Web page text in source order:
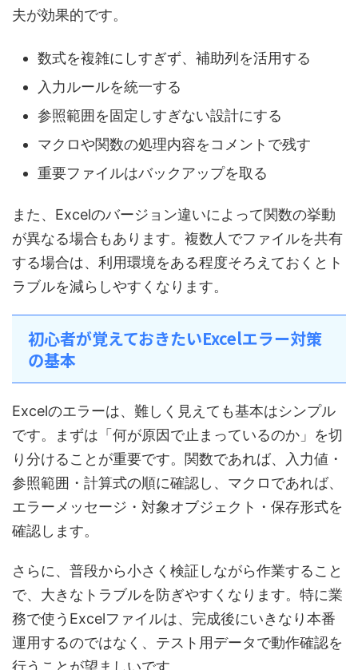
夫が効果的です。
数式を複雑にしすぎず、補助列を活用する
入力ルールを統一する
参照範囲を固定しすぎない設計にする
マクロや関数の処理内容をコメントで残す
重要ファイルはバックアップを取る
また、Excelのバージョン違いによって関数の挙動
が異なる場合もあります。複数人でファイルを共有
する場合は、利用環境をある程度そろえておくとト
ラブルを減らしやすくなります。
初心者が覚えておきたいExcelエラー対策
の基本
Excelのエラーは、難しく見えても基本はシンプル
です。まずは「何が原因で止まっているのか」を切
り分けることが重要です。関数であれば、入力値・
参照範囲・計算式の順に確認し、マクロであれば、
エラーメッセージ・対象オブジェクト・保存形式を
確認します。
さらに、普段から小さく検証しながら作業すること
で、大きなトラブルを防ぎやすくなります。特に業
務で使うExcelファイルは、完成後にいきなり本番
運用するのではなく、テスト用データで動作確認を
行うことが望ましいです。